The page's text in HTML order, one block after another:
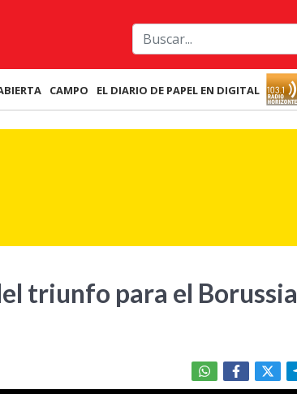
CAMPO EL DIARIO DE PAPEL EN DIGITAL
triunfo para el Borussia